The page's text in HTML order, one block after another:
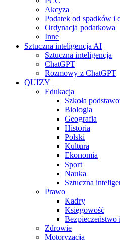
Akcyza
Podatek od spadków i
Ordynacja podatkowa
Inne
Sztuczna inteligencja AI
Sztuczna inteligencja
ChatGPT
Rozmowy z ChatGPT
QUIZY
Edukacja
Szkoła
Biologia
Geografia
Historia
Polski
Kultura
Ekonomia
Sport
Nauka
Sztuczna
Prawo
Kadry
Księgowość
Bezpieczeństwo
Zdrowie
Motoryzacja